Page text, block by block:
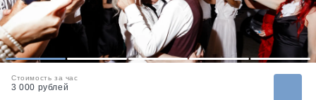
РЕГИСТРАЦИЯ
1 2 3 4 5
Стоимость за час
3 000 рублей